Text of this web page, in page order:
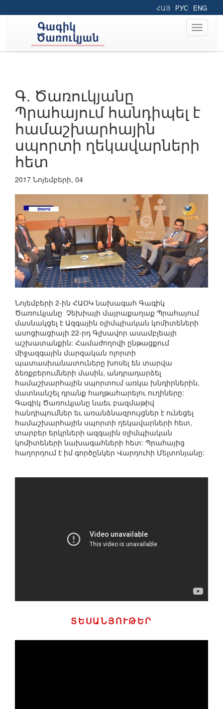
ՀԱՅ РУС ENG
Toggle
Գ. Ծառուկյանը
Պրահայում հանդիպել է
համաշխարհային
սպորտի ղեկավարների
հետ
2017 Նոյեմբերի, 04
Նոյեմբերի 2-ին ՀԱՕԿ նախագահ Գագիկ
Ծառուկյանը Չեխիայի մայրաքաղաք Պրահայում
մասնակցել է Ազգային օլիմպիական կոմիտեների
ասոցիացիայի 22-րդ Գլխավոր ասամբլեայի
աշխատանքին: Համաժողովի ընթացքում
միջազգային մարզական ոլորտի
պատասխանատուները խոսել են տարվա
ձեռքբերումների մասին, անդրադարձել
համաշխարհային սպորտում առկա խնդիրներին,
մատնանշել դրանք հաղթահարելու ուղիները:
Գագիկ Ծառուկյանը նաեւ բազմաթիվ
հանդիպումներ եւ առանձնազրույցներ է ունեցել
համաշխարհային սպորտի ղեկավարների հետ,
տարբեր երկրների ազգային օլիմպիական
կոմիտեների նախագահների հետ: Պրահայից
հաղորդում է իմ գործընկեր Վարդուհի Մելտոնյանը:
ՏԵՍԱՆՅՈՒԹԵՐ